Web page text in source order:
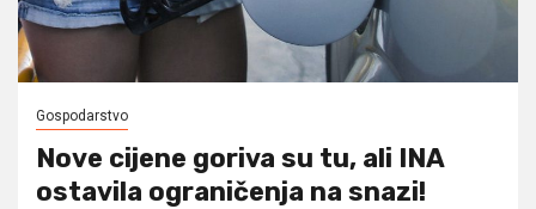
Gospodarstvo
Nove cijene goriva su tu, ali INA
ostavila ograničenja na snazi!